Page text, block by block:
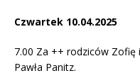
Czwartek 10.04.2025
7.00 Za ++ rodziców Zofię
Pawła Panitz.